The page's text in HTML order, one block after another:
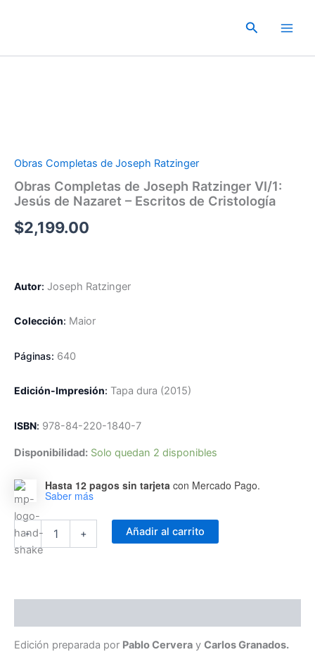
Buscar
Obras Completas de Joseph Ratzinger
Obras Completas de Joseph Ratzinger VI/1:
Jesús de Nazaret – Escritos de Cristología
$2,199.00
Autor: Joseph Ratzinger
Colección: Maior
Páginas: 640
Edición-Impresión: Tapa dura (2015)
ISBN: 978-84-220-1840-7
Disponibilidad: Solo quedan 2 disponibles
Hasta 12 pagos sin tarjeta con Mercado Pago.
Saber más
-
Obras
Completas
de
de
Nazaret
-
+ Añadir al carrito
Edición preparada por Pablo Cervera y Carlos Granados.